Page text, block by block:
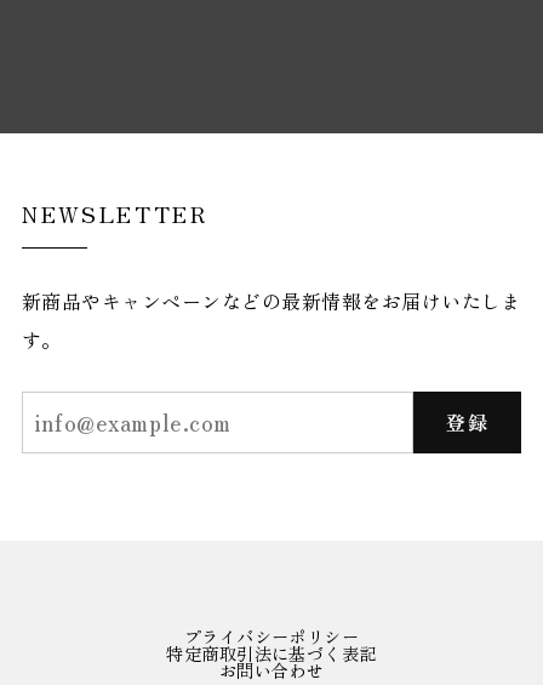
NEWSLETTER
新商品やキャンペーンなどの最新情報をお届けいたしま
す。
登録
プライバシーポリシー
特定商取引法に基づく表記
お問い合わせ